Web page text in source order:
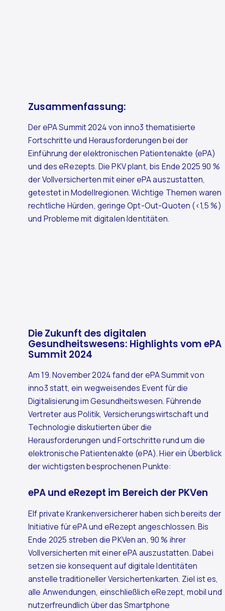
Zusammenfassung:
Der ePA Summit 2024 von inno3 thematisierte
Fortschritte und Herausforderungen bei der
Einführung der elektronischen Patientenakte (ePA)
und des eRezepts. Die PKV plant, bis Ende 2025 90 %
der Vollversicherten mit einer ePA auszustatten,
getestet in Modellregionen. Wichtige Themen waren
rechtliche Hürden, geringe Opt-Out-Quoten (<1,5 %)
und Probleme mit digitalen Identitäten.
Die Zukunft des digitalen
Gesundheitswesens: Highlights vom ePA
Summit 2024
Am 19. November 2024 fand der ePA Summit von
inno3 statt, ein wegweisendes Event für die
Digitalisierung im Gesundheitswesen. Führende
Vertreter aus Politik, Versicherungswirtschaft und
Technologie diskutierten über die
Herausforderungen und Fortschritte rund um die
elektronische Patientenakte (ePA). Hier ein Überblick
der wichtigsten besprochenen Punkte:
ePA und eRezept im Bereich der PKVen
Elf private Krankenversicherer haben sich bereits der
Initiative für ePA und eRezept angeschlossen. Bis
Ende 2025 streben die PKVen an, 90 % ihrer
Vollversicherten mit einer ePA auszustatten. Dabei
setzen sie konsequent auf digitale Identitäten
anstelle traditioneller Versichertenkarten. Ziel ist es,
alle Anwendungen, einschließlich eRezept, mobil und
nutzerfreundlich über das Smartphone